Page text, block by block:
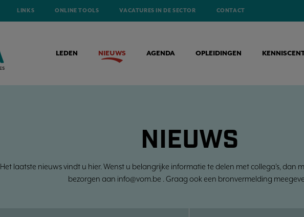
LINKS ONLINE TOOLS VACATURES IN DE SECTOR CONTACT
LEDEN NIEUWS AGENDA OPLEIDINGEN
NIEUWS
Het laatste nieuws vindt u hier. Wenst u belangrijke informatie te delen met collega's, dan
bezorgen aan info@vom.be . Graag ook een bronvermelding